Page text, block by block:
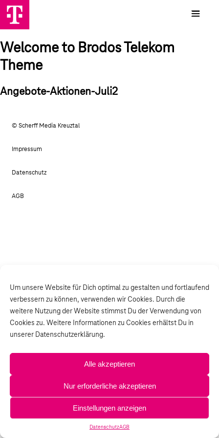
Um unsere Website für Dich optimal zu gestalten und fortlaufend
verbessern zu können, verwenden wir Cookies. Durch die
weitere Nutzung der Website stimmst Du der Verwendung von
Cookies zu. Weitere Informationen zu Cookies erhältst Du in
unserer Datenschutzerklärung.
Alle akzeptieren
Nur erforderliche akzeptieren
Einstellungen anzeigen
DatenschutzAGB
Welcome to Brodos Telekom
Theme
Angebote-Aktionen-Juli2
© Scherff Media Kreuztal
Impressum
Datenschutz
AGB